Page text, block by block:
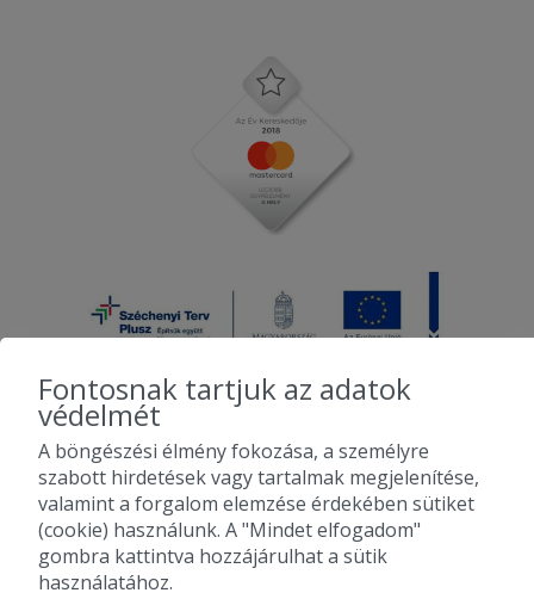
2010-2026 Copyright - Falatozz.hu - Diston-line Kft.
Pizza, gyros, hamburger, menük kedvező áron, egy helyen az összes
étterem ajánlata.
Fontosnak tartjuk az adatok
védelmét
A böngészési élmény fokozása, a személyre
szabott hirdetések vagy tartalmak megjelenítése,
valamint a forgalom elemzése érdekében sütiket
(cookie) használunk. A "Mindet elfogadom"
gombra kattintva hozzájárulhat a sütik
használatához.